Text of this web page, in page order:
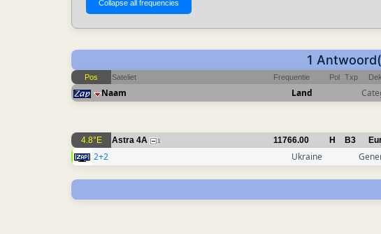
1
Pos Sateliet Frequentie Pol Txp
Naam Land
4.8°E Astra 4A 1 11766.00 H B3
2+2 Ukraine